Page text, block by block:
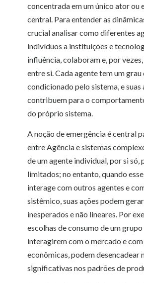
concentrada em um único ator ou
central. Para entender as
crucial analisar como diferentes
indivíduos a instituições e
influência, colaboram e, por
entre si. Cada agente tem um grau
condicionado pelo sistema, e suas
contribuem para o
do próprio sistema.
A noção de emergência é central
entre Agência e sistemas
de um agente individual, por si só,
limitados; no entanto, quando
interage com outros agentes e
sistêmico, suas ações podem
inesperados e não lineares. Por
escolhas de consumo de um grupo
interagirem com o mercado e
econômicas, podem desencadear
significativas nos padrões de